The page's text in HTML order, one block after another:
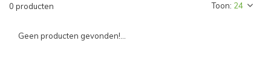
0 producten Toon:
Geen producten gevonden!...